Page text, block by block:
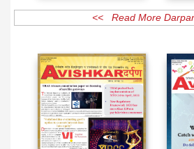
<< Read More